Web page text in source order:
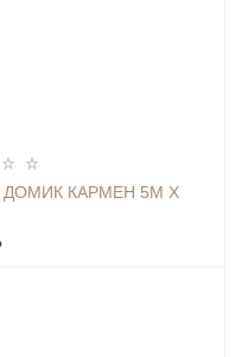
ДОМИК КАРМЕН 5М Х